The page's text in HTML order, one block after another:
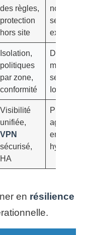
des règles,
protection
hors site
nomades,
serveurs
exposés
Isolation,
politiques
par zone,
conformité
Data
micro-
IoT
Visibilité
unifiée,
VPN
sécurisé,
HA
PME
agences,
hybrides
en résilience